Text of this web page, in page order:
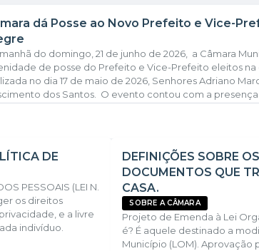
dá Posse ao Novo Prefeito e Vice-
do domingo, 21 de junho de 2026, a Câmara
de posse do Prefeito e Vice-Prefeito eleitos
no dia 17 de maio de 2026, Senhores Adriano
dos Santos. O evento contou com a
Oliveira Salvador e Jair Pereira dos Santos, do Prefeito
DE
PESSOAIS (LEI N.
os direitos
e a livre
indivíduo.
DEFINIÇÕES SOBRE
DOCUMENTOS QUE
CASA.
SOBRE A CÂMARA
Projeto de Emenda à Lei
é? É aquele destinado a
Município (LOM). Aprovação